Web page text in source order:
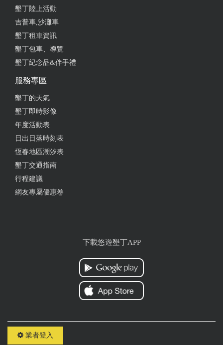
客很有禮貌，我們真的挖到寶 如果找不到墾丁划算又
性價比高的飯店 來這就對了
隔音很好，床跟枕頭都很舒適，高科技民宿超讚的，
大家都玩得很開心，暑假要再來一次
房間很乾淨，設備都蠻高級的，整體感覺起來很舒
適、裝潢很新，有烤肉爐、KTV、電動麻將桌，電視
民宿環境超讚，比照片還漂亮 Ktv音質超棒,大家都玩
墾丁陸上活動
吉普車,沙灘車
墾丁租車資訊
墾丁包車、導覽
墾丁紀念品&伴手禮
服務專區
墾丁的天氣
墾丁即時影像
年度活動表
日出日落時刻表
恆春地區潮汐表
墾丁交通指南
行程建議
網友專屬優惠卷
下載悠遊墾丁APP
業者登入